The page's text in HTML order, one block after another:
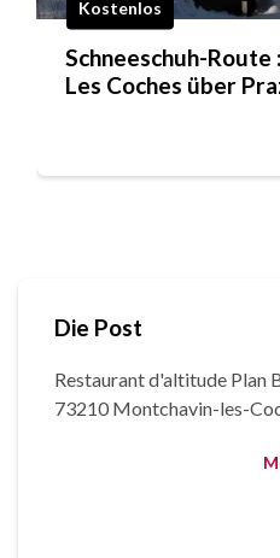
Kostenlos
Schneeschuh-Route
Les Coches über
Die Post
Restaurant d'altitude Plan
73210 Montchavin-les-